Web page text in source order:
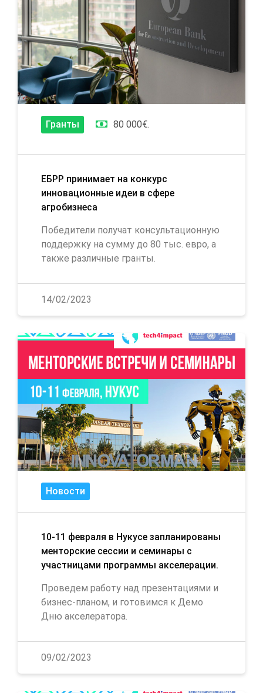
Гранты 80 000€.
ЕБРР принимает на конкурс
инновационные идеи в сфере
агробизнеса
Победители получат консультационную
поддержку на сумму до 80 тыс. евро, а
также различные гранты.
14/02/2023
Новости
10-11 февраля в Нукусе запланированы
менторские сессии и семинары с
участницами программы акселерации.
Проведем работу над презентациями и
бизнес-планом, и готовимся к Демо
Дню акселератора.
09/02/2023